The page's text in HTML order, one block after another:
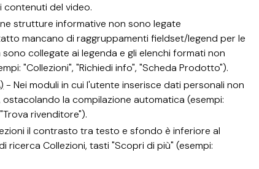
del video.
strutture informative non sono legate
mancano di raggruppamenti fieldset/legend per le
collegate ai legenda e gli elenchi formati non
"Collezioni", "Richiedi info", "Scheda Prodotto").
- Nei moduli in cui l'utente inserisce dati personali non
la compilazione automatica (esempi:
rivenditore").
il contrasto tra testo e sfondo è inferiore al
ricerca Collezioni, tasti "Scopri di più" (esempi: